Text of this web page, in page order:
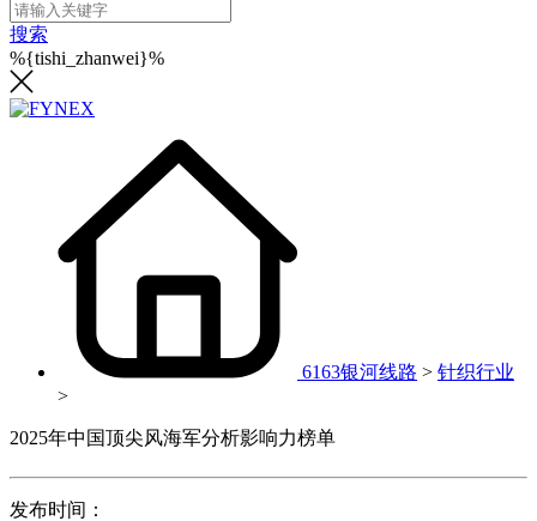
搜索
%{tishi_zhanwei}%
6163银河线路 > 针织行业
>
2025年中国顶尖风海军分析影响力榜单
发布时间：